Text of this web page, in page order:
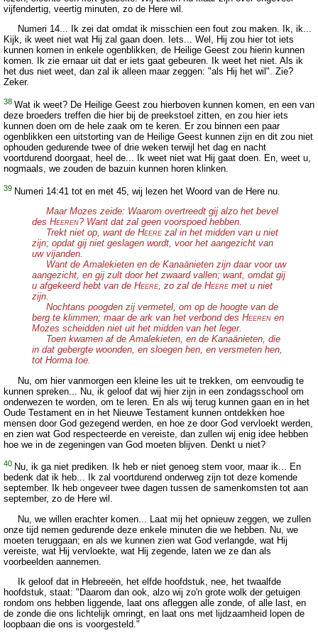
vijfendertig, veertig minuten, zo de Here wil.
Numeri 14... Ik zei dat omdat ik misschien een fout zou maken. Ik, ik...
Kijk, ik weet niet wat Hij zal gaan doen. Iets... Wel, Hij zou hier tot iets
kunnen komen in enkele ogenblikken, de Heilige Geest zou hierin kunnen
komen. Ik zie ernaar uit dat er iets gaat gebeuren. Ik weet het niet. Als ik
het dus niet weet, dan zal ik alleen maar zeggen: "als Hij het wil". Zie?
Zeker.
38 Wat ik weet? De Heilige Geest zou hierboven kunnen komen, en een van
deze broeders treffen die hier bij de preekstoel zitten, en zou hier iets
kunnen doen om de hele zaak om te keren. Er zou binnen een paar
ogenblikken een uitstorting van de Heilige Geest kunnen zijn en dit zou niet
ophouden gedurende twee of drie weken terwijl het dag en nacht
voortdurend doorgaat, heel de... Ik weet niet wat Hij gaat doen. En, weet u,
nogmaals, we zouden de bazuin kunnen horen klinken.
39 Numeri 14:41 tot en met 45, wij lezen het Woord van de Here nu.
Maar Mozes zeide: Waarom overtreedt gij alzo het bevel
des HEEREN? Want dat zal geen voorspoed hebben.
Trekt niet op, want de HEERE zal in het midden van u niet
zijn; opdat gij niet geslagen wordt, voor het aangezicht van
uw vijanden.
Want de Amalekieten en de Kanaänieten zijn daar voor uw
aangezicht, en gij zult door het zwaard vallen; want, omdat gij
u afgekeerd hebt van de HEERE, zo zal de HEERE met u niet
zijn.
Nochtans poogden zij vermetel, om op de hoogte van de
berg te klimmen; maar de ark van het verbond des HEEREN en
Mozes scheidden niet uit het midden van het leger.
Toen kwamen af de Amalekieten, en de Kanaänieten, die
in dat gebergte woonden, en sloegen hen, en versmeten hen,
tot Horma toe.
Nu, om hier vanmorgen een kleine les uit te trekken, om eenvoudig te
kunnen spreken... Nu, ik geloof dat wij hier zijn in een zondagsschool om
onderwezen te worden, om te leren. En als wij terug kunnen gaan en in het
Oude Testament en in het Nieuwe Testament kunnen ontdekken hoe
mensen door God gezegend werden, en hoe ze door God vervloekt werden,
en zien wat God respecteerde en vereiste, dan zullen wij enig idee hebben
hoe we in de zegeningen van God moeten blijven. Denkt u niet?
40 Nu, ik ga niet prediken. Ik heb er niet genoeg stem voor, maar ik... En
bedenk dat ik heb... Ik zal voortdurend onderweg zijn tot deze komende
september. Ik heb ongeveer twee dagen tussen de samenkomsten tot aan
september, zo de Here wil.
Nu, we willen erachter komen... Laat mij het opnieuw zeggen, we zullen
onze tijd nemen gedurende deze enkele minuten die we hebben. Nu, we
moeten teruggaan; en als we kunnen zien wat God verlangde, wat Hij
vereiste, wat Hij vervloekte, wat Hij zegende, laten we ze dan als
voorbeelden aannemen.
Ik geloof dat in Hebreeën, het elfde hoofdstuk, nee, het twaalfde
hoofdstuk, staat: "Daarom dan ook, alzo wij zo'n grote wolk der getuigen
rondom ons hebben liggende, laat ons afleggen alle zonde, of alle last, en
de zonde die ons lichtelijk omringt, en laat ons met lijdzaamheid lopen de
loopbaan die ons is voorgesteld."